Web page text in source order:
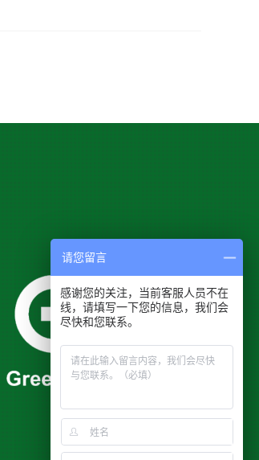
请您留言
感谢您的关注，当前客服人员不在
线，请填写一下您的信息，我们会
尽快和您联系。